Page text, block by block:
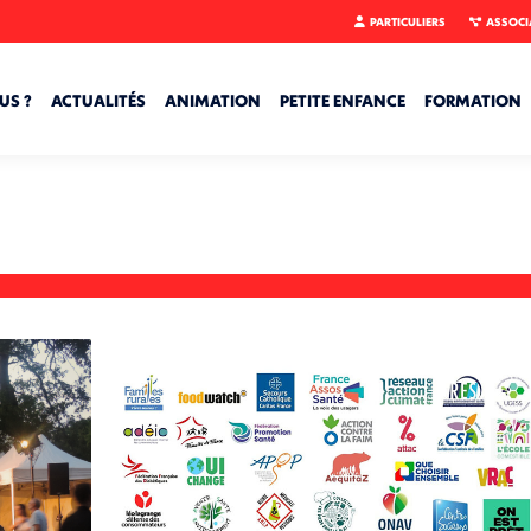
PARTICULIERS
? ACTUALITÉS ANIMATION PETITE ENFANCE FORMATION